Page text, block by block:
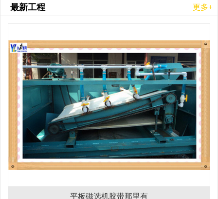
最新工程 更多+
平板磁选机胶带那里有